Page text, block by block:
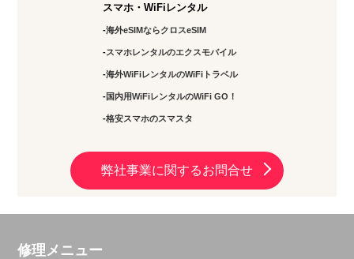
スマホ・WiFiレンタル
海外eSIMならクロスeSIM
スマホレンタルのエクスモバイル
海外WiFiレンタルのWiFiトラベル
国内用WiFiレンタルのWiFi GO！
格安スマホのスマスタ
弊社事業に関するお問合せ
修理メニュー